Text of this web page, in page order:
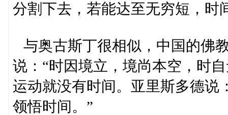
分割下去，若能达至无穷短，时
与奥古斯丁很相似，中国的佛
说：“时因境立，境尚本空，时
运动就没有时间。亚里斯多德说
领悟时间。”